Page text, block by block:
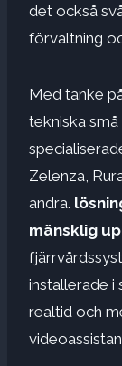
det också
förvaltning
Med tanke
tekniska
Zelenza,
andra.
mänsklig
installerade i
realtid och